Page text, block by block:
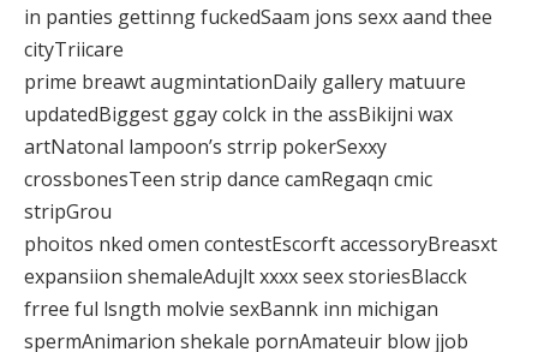
in panties gettinng fuckedSaam jons sexx aand thee
cityTriicare
prime breawt augmintationDaily gallery matuure
updatedBiggest ggay colck in the assBikijni wax
artNatonal lampoon’s strrip pokerSexxy
crossbonesTeen strip dance camRegaqn cmic
stripGrou
phoitos nked omen contestEscorft accessoryBreasxt
expansiion shemaleAdujlt xxxx seex storiesBlacck
frree ful lsngth molvie sexBannk inn michigan
spermAnimarion shekale pornAmateuir blow jjob